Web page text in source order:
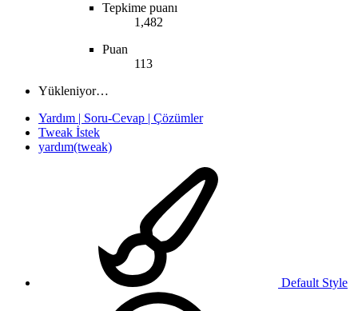
Tepkime puanı
1,482
Puan
113
Yükleniyor…
Yardım | Soru-Cevap | Çözümler
Tweak İstek
yardım(tweak)
Default Style